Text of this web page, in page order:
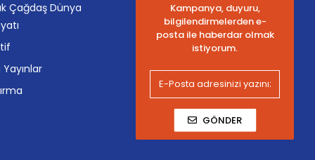
Çağdaş Dünya
Yayınlar
Kampanya, duyuru,
bilgilendirmelerden e-
posta ile haberdar olmak
istiyorum.
GÖNDER